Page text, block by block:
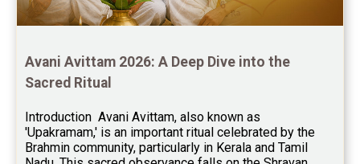
Free Astrology Reviews
Avani Avittam 2026: A Deep Dive into the
Sacred Ritual
Introduction  Avani Avittam, also known as
'Upakramam,' is an important ritual celebrated by the
Brahmin community, particularly in Kerala and Tamil